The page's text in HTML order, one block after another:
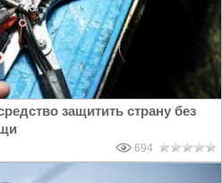
защитить страну без
694